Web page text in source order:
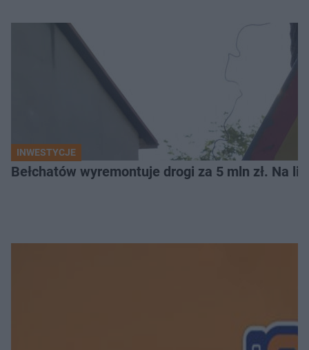
INWESTYCJE
Bełchatów wyremontuje drogi za 5 mln zł. Na